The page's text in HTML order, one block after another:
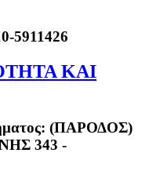
5911426
ΚΑΙ
(ΠΑΡΟΔΟΣ)
343 -